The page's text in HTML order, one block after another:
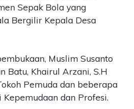
Sepak Bola yang
Bergilir Kepala Desa
Muslim Susanto
Batu, Khairul Arzani, S.H
Pemuda dan beberapa
Kepemudaan dan Profesi.